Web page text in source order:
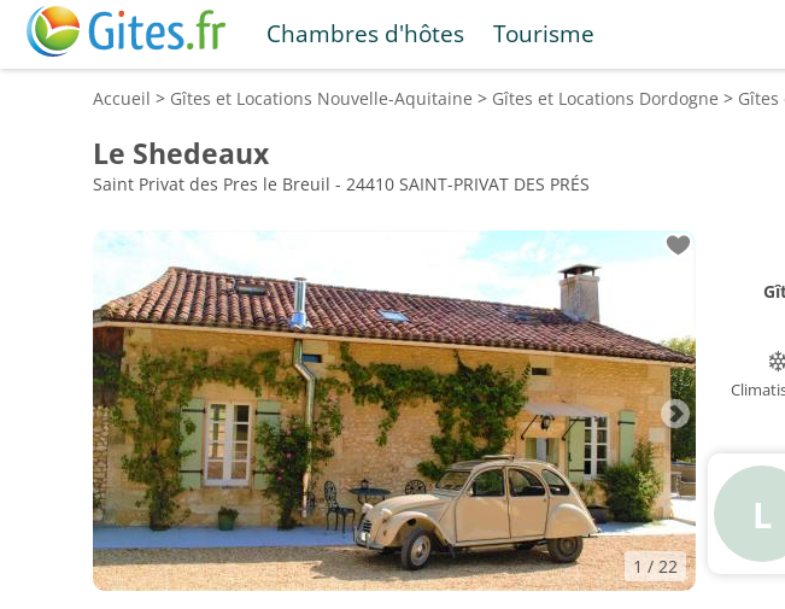
Chambres d'hôtes Tourisme
Accueil > Gîtes et Locations Nouvelle-Aquitaine > Gîtes et Locations Dordogne > Gîtes
Le Shedeaux
Saint Privat des Pres le Breuil - 24410 SAINT-PRIVAT DES PRÉS
1 / 22
L